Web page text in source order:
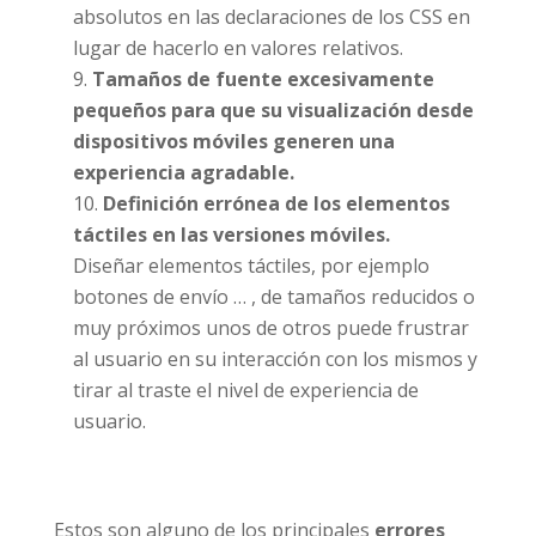
absolutos en las declaraciones de los CSS en
lugar de hacerlo en valores relativos.
Tamaños de fuente excesivamente
pequeños para que su visualización desde
dispositivos móviles generen una
experiencia agradable.
Definición errónea de los elementos
táctiles en las versiones móviles.
Diseñar elementos táctiles, por ejemplo
botones de envío … , de tamaños reducidos o
muy próximos unos de otros puede frustrar
al usuario en su interacción con los mismos y
tirar al traste el nivel de experiencia de
usuario.
Estos son alguno de los principales errores